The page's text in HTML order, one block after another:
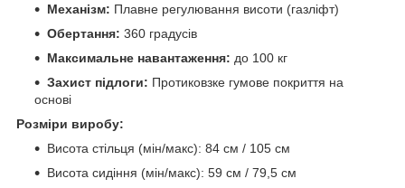
Механізм: Плавне регулювання висоти (газліфт)
Обертання: 360 градусів
Максимальне навантаження: до 100 кг
Захист підлоги: Протиковзке гумове покриття на
основі
Розміри виробу:
Висота стільця (мін/макс): 84 см / 105 см
Висота сидіння (мін/макс): 59 см / 79,5 см